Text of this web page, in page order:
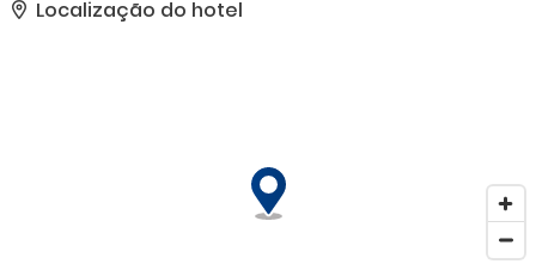
disponível no local..
Localização do hotel